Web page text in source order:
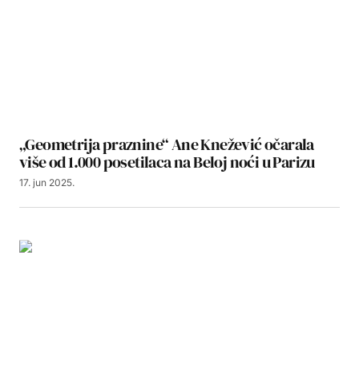
„Geometrija praznine“ Ane Knežević očarala
više od 1.000 posetilaca na Beloj noći u Parizu
17. jun 2025.